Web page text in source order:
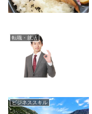
転職・就活
ビジネススキル